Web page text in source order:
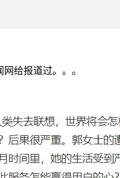
给报道过。。。